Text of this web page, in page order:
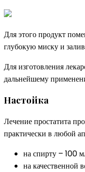
Для этого продукт
глубокую миску и
Для изготовления
дальнейшему
Настойка
Лечение простатита
практически в любой
на спирту – 100
на качественной